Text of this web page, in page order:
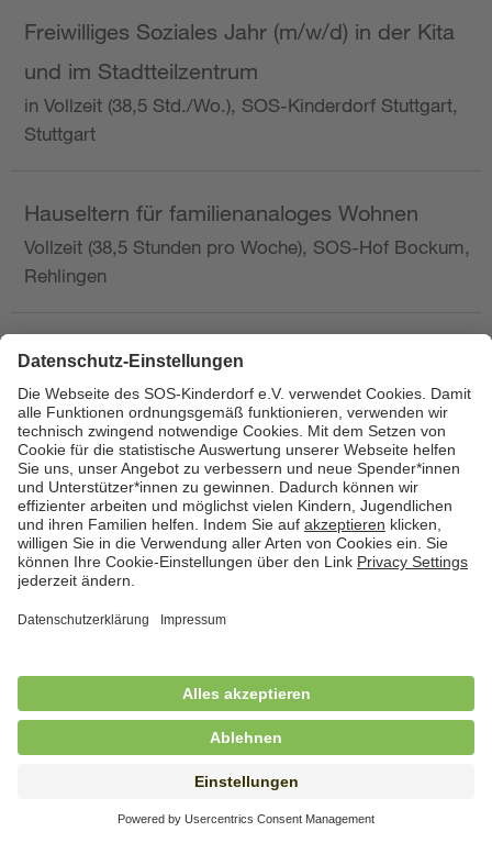
Freiwilliges Soziales Jahr (m/w/d) in der Kita
und im Stadtteilzentrum
in Vollzeit (38,5 Std./Wo.), SOS-Kinderdorf Stuttgart,
Stuttgart
Hauseltern für familienanaloges Wohnen
Vollzeit (38,5 Stunden pro Woche), SOS-Hof Bockum,
Rehlingen
Hauswirtschafterin / Köchin (m/w/d) als
Ausbilderin (m/w/d) im Bereich
Nahrungszubereitung
in Vollzeit (38,5 Std./Wo.), SOS-Kinderdorf
Saarbrücken, Saarbrücken
Hauswirtschaftskraft (m/w/d)
in Teilzeit (mind. 20 - max. 30 Std./.Wo.), SOS-
Hauswirtschaftskraft (m/w/d)
in unbefristeter Anstellung, Teilzeit (20 Std./Wo.), SOS-
Kinderdorf Dortmund, Hagen